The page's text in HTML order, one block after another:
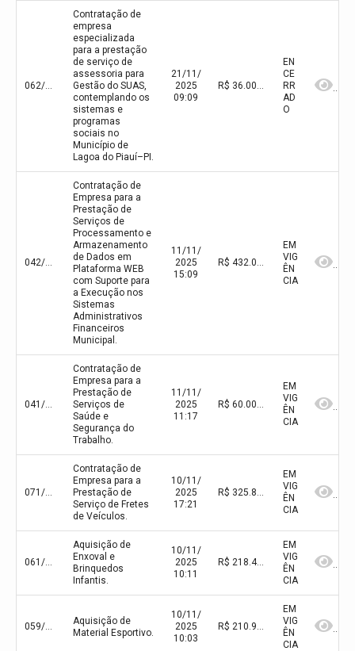
062/2025
Contratação de
empresa
especializada
para a prestação
de serviço de
assessoria para
Gestão do SUAS,
contemplando os
sistemas e
programas
sociais no
Município de
Lagoa do Piauí–PI.
21/11/
2025
09:09
R$ 36.000,00(valor inicial) R$ 36.000,00(valor atualizado)
EN
CE
RR
AD
O
042/2025
Contratação de
Empresa para a
Prestação de
Serviços de
Processamento e
Armazenamento
de Dados em
Plataforma WEB
com Suporte para
a Execução nos
Sistemas
Administrativos
Financeiros
Municipal.
11/11/
2025
15:09
R$ 432.000,00(valor inicial) R$ 432.000,00(valor atualizado)
EM
VIG
ÊN
CIA
041/2025
Contratação de
Empresa para a
Prestação de
Serviços de
Saúde e
Segurança do
Trabalho.
11/11/
2025
11:17
R$ 60.000,00(valor inicial) R$ 60.000,00(valor atualizado)
EM
VIG
ÊN
CIA
071/2025
Contratação de
Empresa para a
Prestação de
Serviço de Fretes
de Veículos.
10/11/
2025
17:21
R$ 325.815,00(valor inicial)
EM
VIG
ÊN
CIA
061/2025
Aquisição de
Enxoval e
Brinquedos
Infantis.
10/11/
2025
10:11
R$ 218.479,00(valor inicial)
EM
VIG
ÊN
CIA
059/2025
Aquisição de
Material Esportivo.
10/11/
2025
10:03
R$ 210.969,25(valor inicial) R$ 210.969,25(valor atualizado)
EM
VIG
ÊN
CIA